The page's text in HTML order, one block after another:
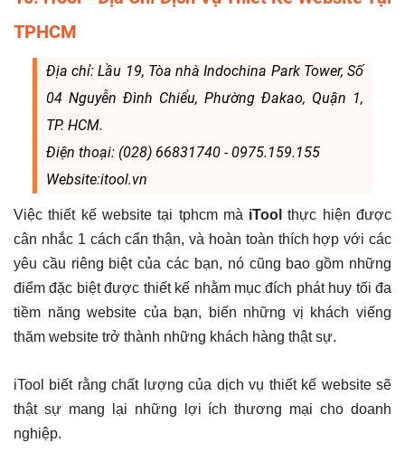
TPHCM
Địa chỉ: Lầu 19, Tòa nhà Indochina Park Tower, Số
04 Nguyễn Đình Chiểu, Phường Đakao, Quận 1,
TP. HCM.
Điện thoại: (028) 66831740 - 0975.159.155
Website:itool.vn
Việc thiết kế website tại tphcm mà iTool thực hiện được
cân nhắc 1 cách cẩn thận, và hoàn toàn thích hợp với các
yêu cầu riêng biệt của các bạn, nó cũng bao gồm những
điểm đặc biệt được thiết kế nhằm mục đích phát huy tối đa
tiềm năng website của bạn, biến những vị khách viếng
thăm website trở thành những khách hàng thật sự.
iTool biết rằng chất lượng của dịch vụ thiết kế website sẽ
thật sự mang lại những lợi ích thương mại cho doanh
nghiệp.